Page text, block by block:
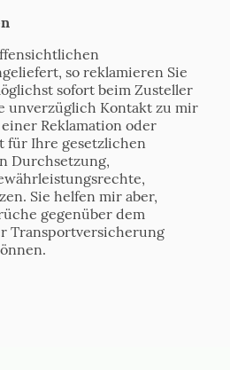
so reklamieren Sie
sofort beim Zusteller
unverzüglich Kontakt zu mir
Reklamation oder
für Ihre gesetzlichen
Durchsetzung,
Sie helfen mir aber,
gegenüber dem
Transportversicherung